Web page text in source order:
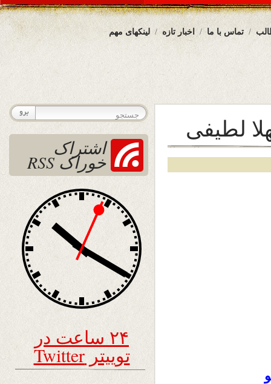
لینکهای مهم اخبار تازه تماس با ما
لطیفی
اشتراک
خوراک RSS
۲۴ ساعت در
توییتر Twitter